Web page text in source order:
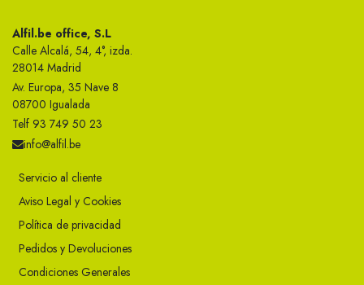
Alfil.be office, S.L
Calle Alcalá, 54, 4°, izda.
28014 Madrid
Av. Europa, 35 Nave 8
08700 Igualada
Telf 93 749 50 23
info@alfil.be
Servicio al cliente
Aviso Legal y Cookies
Política de privacidad
Pedidos y Devoluciones
Condiciones Generales